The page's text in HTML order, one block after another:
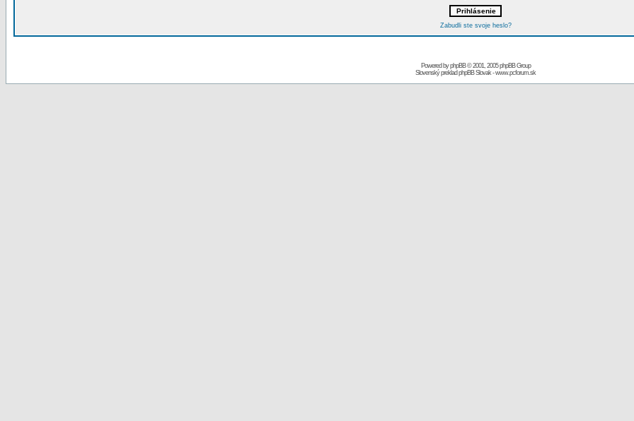
Zabudli ste svoje heslo?
Powered byphpBB© 2001, 2005 phpBB Group
Slovenský preklad phpBB Slovak-www.pcforum.sk